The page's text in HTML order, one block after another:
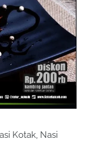
Catering